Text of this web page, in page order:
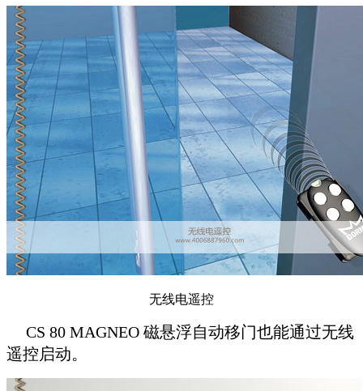
无线电遥控
CS 80 MAGNEO 磁悬浮自动移门也能通过无线
遥控启动。